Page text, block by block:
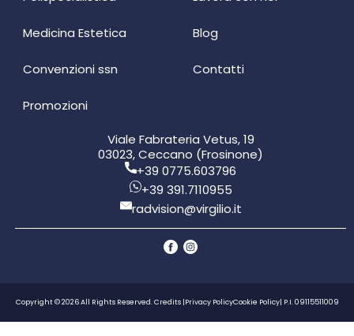
Medicina Estetica
Convenzioni ssn
Promozioni
Blog
Contatti
Viale Fabrateria Vetus, 19
03023, Ceccano (Frosinone)
+39 0775.603796
+39 391.7110955
radvision@virgilio.it
Copyright © 2026 All Rights Reserved. Credits |Privacy PolicyCookie Policy| P.I. 09115511009